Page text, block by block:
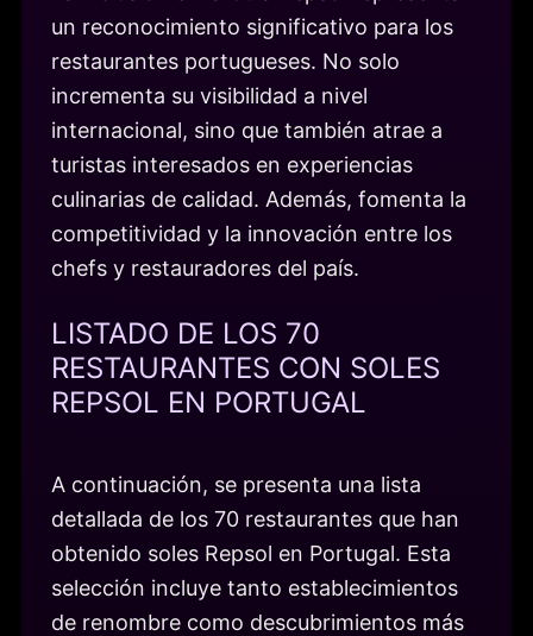
un reconocimiento significativo para los
restaurantes portugueses. No solo
incrementa su visibilidad a nivel
internacional, sino que también atrae a
turistas interesados en experiencias
culinarias de calidad. Además, fomenta la
competitividad y la innovación entre los
chefs y restauradores del país.
LISTADO DE LOS 70
RESTAURANTES CON SOLES
REPSOL EN PORTUGAL
A continuación, se presenta una lista
detallada de los 70 restaurantes que han
obtenido soles Repsol en Portugal. Esta
selección incluye tanto establecimientos
de renombre como descubrimientos más